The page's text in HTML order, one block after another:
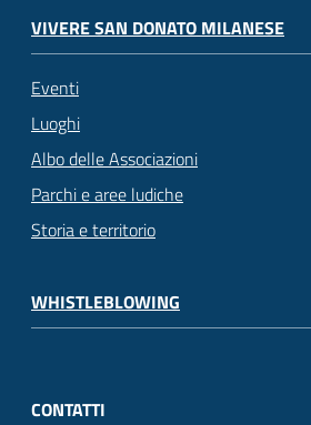
VIVERE SAN DONATO MILANESE
Eventi
Luoghi
Albo delle Associazioni
Parchi e aree ludiche
Storia e territorio
WHISTLEBLOWING
CONTATTI